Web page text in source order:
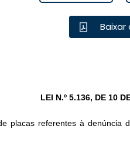
Baixar
LEI N.º 5.136, DE 10
placas referentes à denúncia